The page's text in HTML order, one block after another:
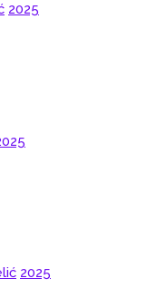
2025
2025